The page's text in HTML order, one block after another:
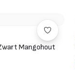
Mangohout